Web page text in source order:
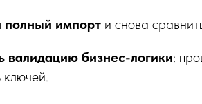
полный импорт и снова
валидацию бизнес-логики:
ключей.